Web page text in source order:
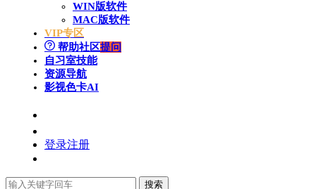
WIN版软件
MAC版软件
VIP专区
帮助社区提问
自习室技能
资源导航
影视色卡AI
登录注册
搜索